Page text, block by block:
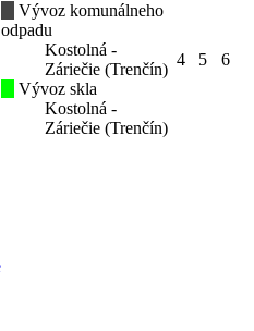
Vývoz komunálneho
odpadu
Kostolná -
Záriečie (Trenčín)
Vývoz skla
Kostolná -
Záriečie (Trenčín)
4 5 6